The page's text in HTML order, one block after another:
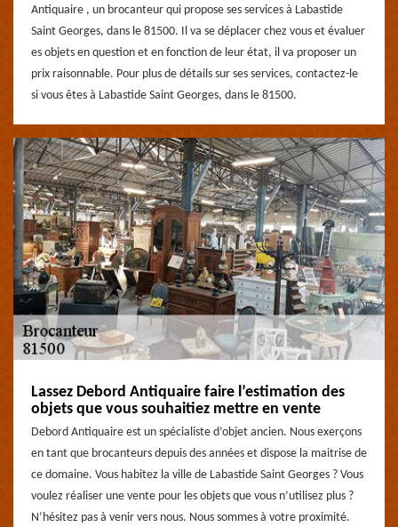
Antiquaire , un brocanteur qui propose ses services à Labastide
Saint Georges, dans le 81500. Il va se déplacer chez vous et évaluer
es objets en question et en fonction de leur état, il va proposer un
prix raisonnable. Pour plus de détails sur ses services, contactez-le
si vous êtes à Labastide Saint Georges, dans le 81500.
Lassez Debord Antiquaire faire l’estimation des
objets que vous souhaitiez mettre en vente
Debord Antiquaire est un spécialiste d’objet ancien. Nous exerçons
en tant que brocanteurs depuis des années et dispose la maitrise de
ce domaine. Vous habitez la ville de Labastide Saint Georges ? Vous
voulez réaliser une vente pour les objets que vous n’utilisez plus ?
N’hésitez pas à venir vers nous. Nous sommes à votre proximité.